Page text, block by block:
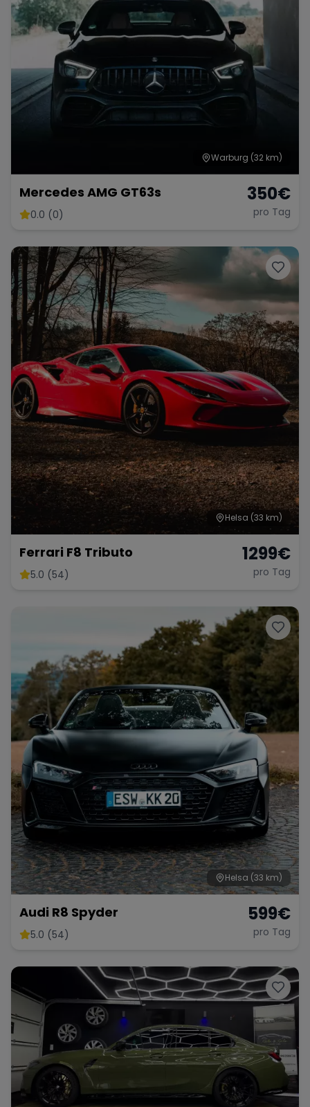
Warburg (32 km)
Mercedes AMG GT63s
0.0 (0)
350€
pro Tag
Helsa (33 km)
Ferrari F8 Tributo
5.0 (54)
1299€
pro Tag
Helsa (33 km)
Audi R8 Spyder
5.0 (54)
599€
pro Tag